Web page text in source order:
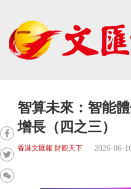
智算未來：智能
增長（四之三）
香港文匯報 財觀天下 2026-06-